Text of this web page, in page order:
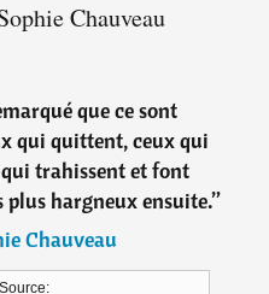
Chauveau
que ce sont
qui quittent, ceux qui
trahissent et font
hargneux ensuite.”
Chauveau
Source: